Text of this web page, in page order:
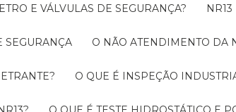
E VÁLVULAS DE SEGURANÇA?
SEGURANÇA O NÃO ATENDIMENTO
O QUE É INSPEÇÃO